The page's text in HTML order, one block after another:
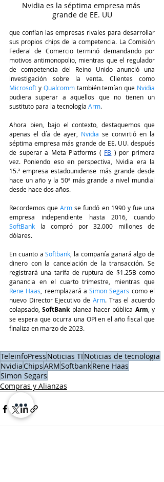
Nvidia es la séptima empresa más
grande de EE. UU
que confían las empresas rivales para desarrollar
sus propios chips de la competencia. La Comisión
Federal de Comercio terminó demandando por
motivos antimonopolio, mientras que el regulador
de competencia del Reino Unido anunció una
Microsoft y Qualcomm también temían que Nvidia
pudiera superar a aquellos que no tienen un
sustituto para la tecnología Arm.
Ahora bien, bajo el contexto, destaquemos que
apenas el día de ayer, Nvidia se convirtió en la
séptima empresa más grande de EE. UU. después
de superar a Meta Platforms ( FB ) por primera
vez. Poniendo eso en perspectiva, Nvidia era la
15.ª empresa estadounidense más grande desde
hace un año y la 50ª más grande a nivel mundial
desde hace dos años.
Recordemos que Arm se fundó en 1990 y fue una
SoftBank la compró por 32.000 millones de
dólares.
En cuanto a Softbank, la compañía ganará algo de
dinero con la cancelación de la transacción. Se
registrará una tarifa de ruptura de $1.25B como
Rene Haas, reemplazará a Simon Segars como el
nuevo Director Ejecutivo de Arm. Tras el acuerdo
colapsado, SoftBank planea hacer pública Arm, y
se espera que ocurra una OPI en el año fiscal que
finaliza en marzo de 2023.
TeleinfoPress Noticias TI Noticias de tecnologia
NvidiaChipsARMSoftbankRene Haas
Simon Segars
Compras y Alianzas